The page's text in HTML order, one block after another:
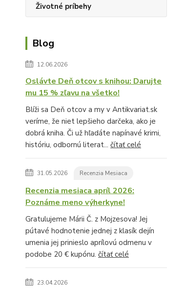
Životné príbehy
Blog
12.06.2026
Oslávte Deň otcov s knihou: Darujte
mu 15 % zľavu na všetko!
Blíži sa Deň otcov a my v Antikvariat.sk
veríme, že niet lepšieho darčeka, ako je
dobrá kniha. Či už hľadáte napínavé krimi,
históriu, odbornú literat... čítať celé
31.05.2026 Recenzia Mesiaca
Recenzia mesiaca apríl 2026:
Poznáme meno výherkyne!
Gratulujeme Márii Č. z Mojzesova! Jej
pútavé hodnotenie jednej z klasík dejín
umenia jej prinieslo aprílovú odmenu v
podobe 20 € kupónu. čítať celé
23.04.2026